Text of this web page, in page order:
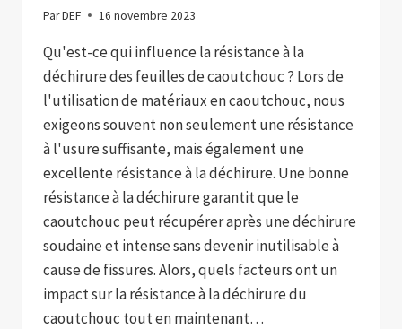
ParDEF 16 novembre 2023
Qu'est-ce qui influence la résistance à la
déchirure des feuilles de caoutchouc ? Lors de
l'utilisation de matériaux en caoutchouc, nous
exigeons souvent non seulement une résistance
à l'usure suffisante, mais également une
excellente résistance à la déchirure. Une bonne
résistance à la déchirure garantit que le
caoutchouc peut récupérer après une déchirure
soudaine et intense sans devenir inutilisable à
cause de fissures. Alors, quels facteurs ont un
impact sur la résistance à la déchirure du
caoutchouc tout en maintenant…